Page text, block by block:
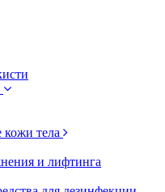
тела
и лифтинга